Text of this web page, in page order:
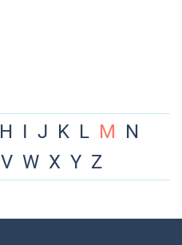
H I J K L M N
V W X Y Z